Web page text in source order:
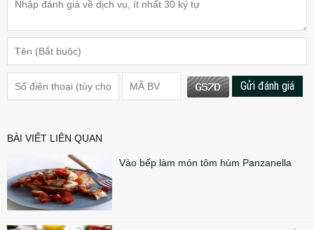
Gửi đánh giá
BÀI VIẾT LIÊN QUAN
Vào bếp làm món tôm hùm Panzanella